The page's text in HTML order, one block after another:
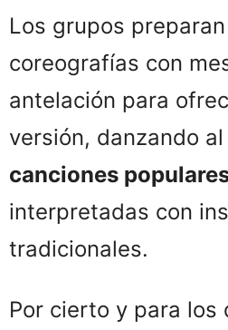
Los grupos
coreografías con
antelación para
versión, danzando
canciones
interpretadas con
tradicionales.
Por cierto y para los